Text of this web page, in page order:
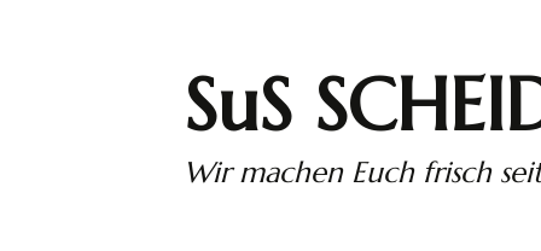
SuS
Wir machen Euch frisch